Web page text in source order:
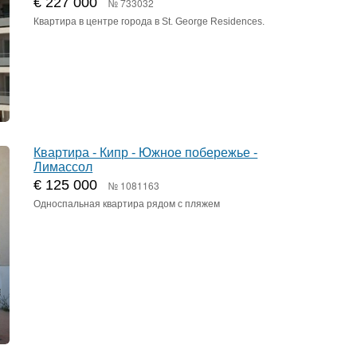
Квартира в центре города в St. George Residences.
Квартира - Кипр - Южное побережье -
Лимассол
€ 125 000 № 1081163
Односпальная квартира рядом с пляжем